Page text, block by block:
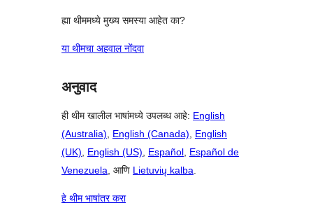
ह्या थीममध्ये मुख्य समस्या आहेत का?
या थीमचा अहवाल नोंदवा
अनुवाद
ही थीम खालील भाषांमध्ये उपलब्ध आहे: English
(Australia), English (Canada), English
(UK), English (US), Español, Español de
Venezuela, आणि Lietuvių kalba.
हे थीम भाषांतर करा